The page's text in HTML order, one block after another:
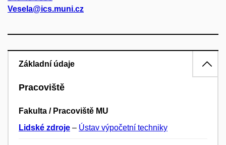
Vesela@ics.muni.cz
Základní údaje
Pracoviště
Fakulta / Pracoviště MU
Lidské zdroje – Ústav výpočetní techniky